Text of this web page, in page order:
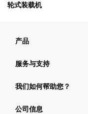
轮式装载机
产品
服务与支持
我们如何帮助您？
公司信息